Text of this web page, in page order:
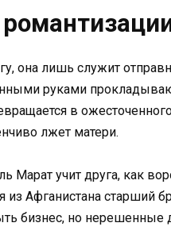
она лишь служит
руками
в
лжет матери.
Марат учит друга, как
Афганистана старший
бизнес, но нерешенные